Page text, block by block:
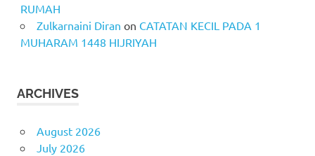
RUMAH
Zulkarnaini Diran on CATATAN KECIL PADA 1
MUHARAM 1448 HIJRIYAH
ARCHIVES
August 2026
July 2026